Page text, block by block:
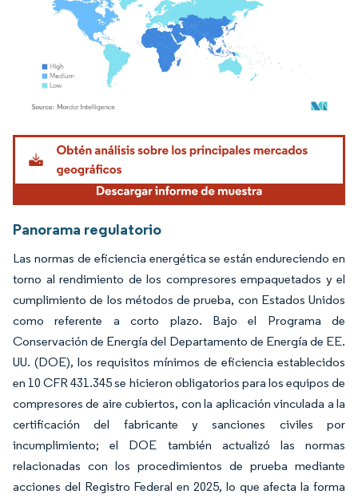
Imagen © Mordor Intelligence. El uso requiere atribución según CC BY 4.0.
Panorama regulatorio
Las normas de eficiencia energética se están endureciendo en
torno al rendimiento de los compresores empaquetados y el
cumplimiento de los métodos de prueba, con Estados Unidos
como referente a corto plazo. Bajo el Programa de
Conservación de Energía del Departamento de Energía de EE.
UU. (DOE), los requisitos mínimos de eficiencia establecidos
en 10 CFR 431.345 se hicieron obligatorios para los equipos de
compresores de aire cubiertos, con la aplicación vinculada a la
certificación del fabricante y sanciones civiles por
incumplimiento; el DOE también actualizó las normas
relacionadas con los procedimientos de prueba mediante
acciones del Registro Federal en 2025, lo que afecta la forma